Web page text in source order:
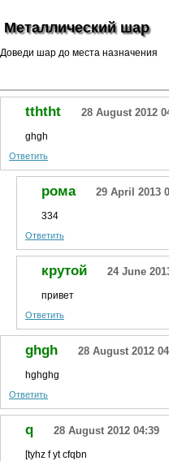
Металлический шар
Доведи шар до места назначения
tththt 28 August 2012
ghgh
Ответить
рома 29 April 2013
334
Ответить
крутой 24 June
привет
Ответить
ghgh 28 August 2012
hghghg
Ответить
q 28 August 2012 04:39
[tyhz f yt cfqbn